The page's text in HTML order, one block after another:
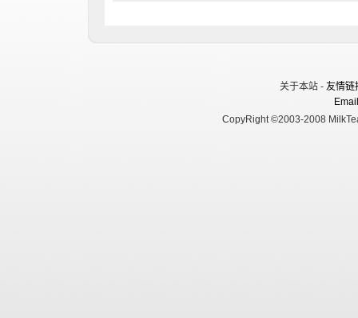
关于本站 - 友情链
CopyRight ©2003-2008